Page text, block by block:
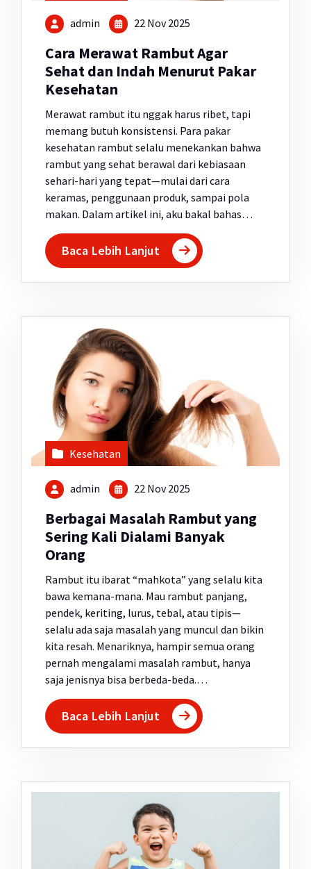
admin 22 Nov 2025
Cara Merawat Rambut Agar
Sehat dan Indah Menurut Pakar
Kesehatan
Merawat rambut itu nggak harus ribet, tapi
memang butuh konsistensi. Para pakar
kesehatan rambut selalu menekankan bahwa
rambut yang sehat berawal dari kebiasaan
sehari-hari yang tepat—mulai dari cara
keramas, penggunaan produk, sampai pola
makan. Dalam artikel ini, aku bakal bahas…
Baca Lebih Lanjut
Kesehatan
admin 22 Nov 2025
Berbagai Masalah Rambut yang
Sering Kali Dialami Banyak
Orang
Rambut itu ibarat “mahkota” yang selalu kita
bawa kemana-mana. Mau rambut panjang,
pendek, keriting, lurus, tebal, atau tipis—
selalu ada saja masalah yang muncul dan bikin
kita resah. Menariknya, hampir semua orang
pernah mengalami masalah rambut, hanya
saja jenisnya bisa berbeda-beda.…
Baca Lebih Lanjut